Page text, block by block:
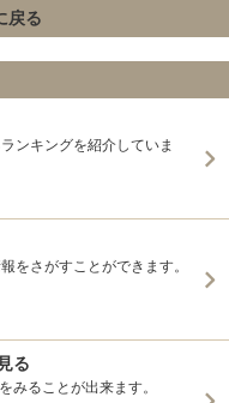
戻る
ンキングを紹介していま
をさがすことができます。
る
みることが出来ます。